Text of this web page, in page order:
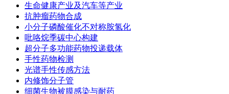
生命健康产业及汽车等产业
抗肿瘤药物合成
小分子磷酸催化不对称胺氢化
吡咯烷季碳中心构建
超分子多功能药物投递载体
手性药物检测
光谱手性传感方法
内修饰分子管
细菌生物被膜感染与耐药